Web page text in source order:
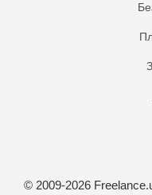
© 2009-2026